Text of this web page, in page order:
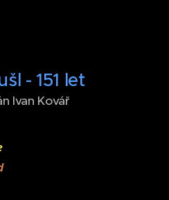
- 151 let
Ivan Kovář